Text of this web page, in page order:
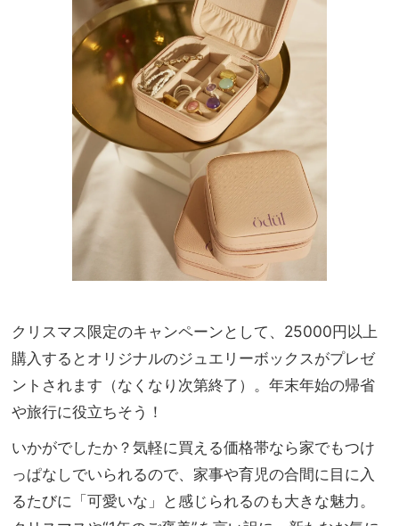
クリスマス限定のキャンペーンとして、25000円以上
購入するとオリジナルのジュエリーボックスがプレゼ
ントされます（なくなり次第終了）。年末年始の帰省
や旅行に役立ちそう！
いかがでしたか？気軽に買える価格帯なら家でもつけ
っぱなしでいられるので、家事や育児の合間に目に入
るたびに「可愛いな」と感じられるのも大きな魅力。